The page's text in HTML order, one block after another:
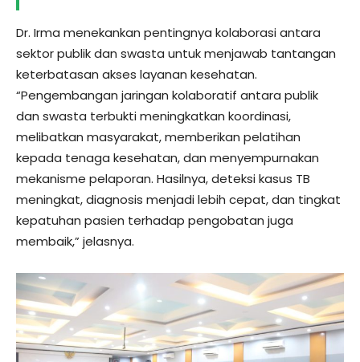
Dr. Irma menekankan pentingnya kolaborasi antara
sektor publik dan swasta untuk menjawab tantangan
keterbatasan akses layanan kesehatan.
“Pengembangan jaringan kolaboratif antara publik
dan swasta terbukti meningkatkan koordinasi,
melibatkan masyarakat, memberikan pelatihan
kepada tenaga kesehatan, dan menyempurnakan
mekanisme pelaporan. Hasilnya, deteksi kasus TB
meningkat, diagnosis menjadi lebih cepat, dan tingkat
kepatuhan pasien terhadap pengobatan juga
membaik,” jelasnya.